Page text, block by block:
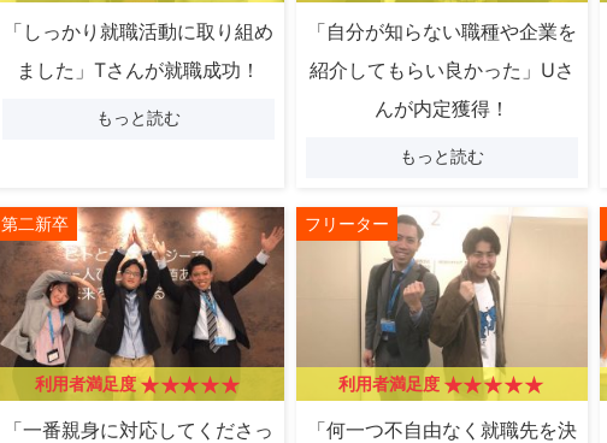
「しっかり就職活動に取り組め
ました」Tさんが就職成功！
もっと読む
「自分が知らない職種や企業を
紹介してもらい良かった」Uさ
んが内定獲得！
もっと読む
第二新卒
利用者満足度
「一番親身に対応してくださっ
フリーター
利用者満足度
「何一つ不自由なく就職先を決